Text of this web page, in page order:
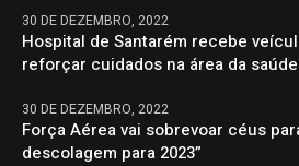
30 DE DEZEMBRO, 2022
Hospital de Santarém recebe
reforçar cuidados na área da
30 DE DEZEMBRO, 2022
Força Aérea vai sobrevoar céus
descolagem para 2023”